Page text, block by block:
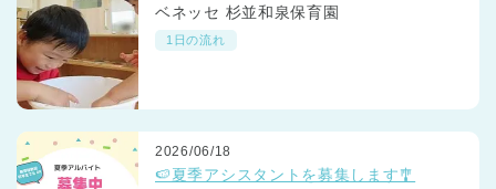
ベネッセ 杉並和泉保育園
1日の流れ
2026/06/18
🍉夏季アシスタントを募集します🎐